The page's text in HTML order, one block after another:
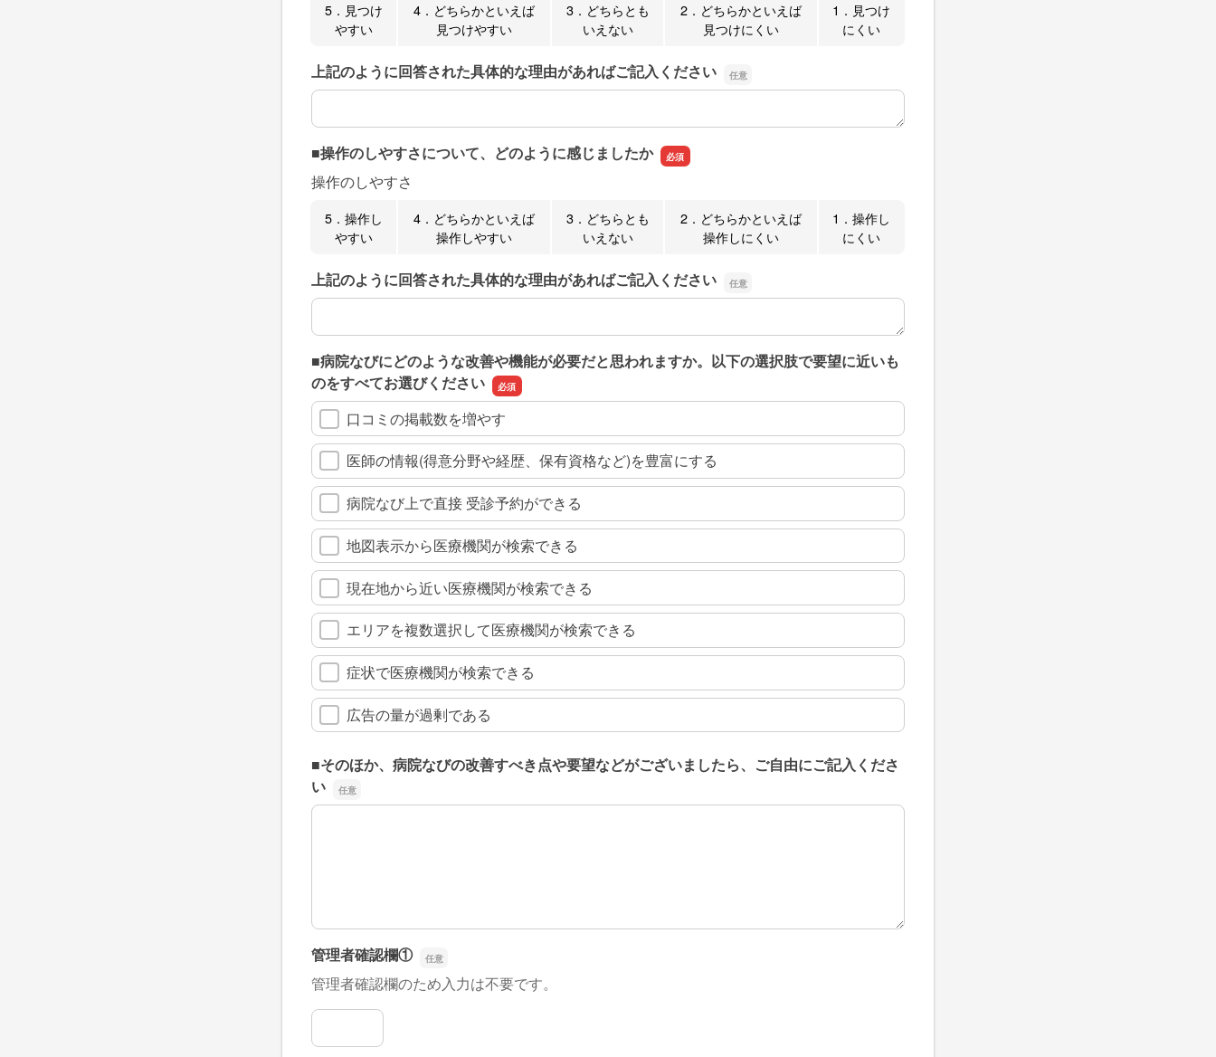
5．見つけ
やすい
4．どちらかといえば
見つけやすい
3．どちらとも
いえない
2．どちらかといえば
見つけにくい
1．見つけ
にくい
上記のように回答された具体的な理由があればご記入ください
上記のように回答された具体的な理由があればご記入ください
■操作のしやすさについて、どのように感じましたか
操作のしやすさ
5．操作し
やすい
4．どちらかといえば
操作しやすい
3．どちらとも
いえない
2．どちらかといえば
操作しにくい
1．操作し
にくい
上記のように回答された具体的な理由があればご記入ください
上記のように回答された具体的な理由があればご記入ください
■病院なびにどのような改善や機能が必要だと思われますか。以下の選択肢で要望に近いも
のをすべてお選びください
口コミの掲載数を増やす
医師の情報(得意分野や経歴、保有資格など)を豊富にする
病院なび上で直接 受診予約ができる
地図表示から医療機関が検索できる
現在地から近い医療機関が検索できる
エリアを複数選択して医療機関が検索できる
症状で医療機関が検索できる
広告の量が過剰である
■そのほか、病院なびの改善すべき点や要望などがございましたら、ご自由にご記入くださ
い
■そのほか、病院なびの改善すべき点や要望などがございましたら、ご自由にご記入ください
管理者確認欄①
管理者確認欄のため入力は不要です。
管理者確認欄①